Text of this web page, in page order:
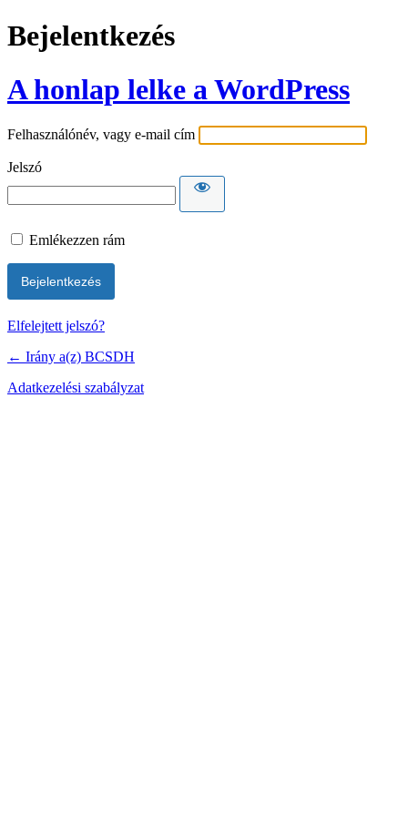
Bejelentkezés
A honlap lelke a WordPress
Felhasználónév, vagy e-mail cím
Jelszó
Emlékezzen rám
Elfelejtett jelszó?
← Irány a(z) BCSDH
Adatkezelési szabályzat